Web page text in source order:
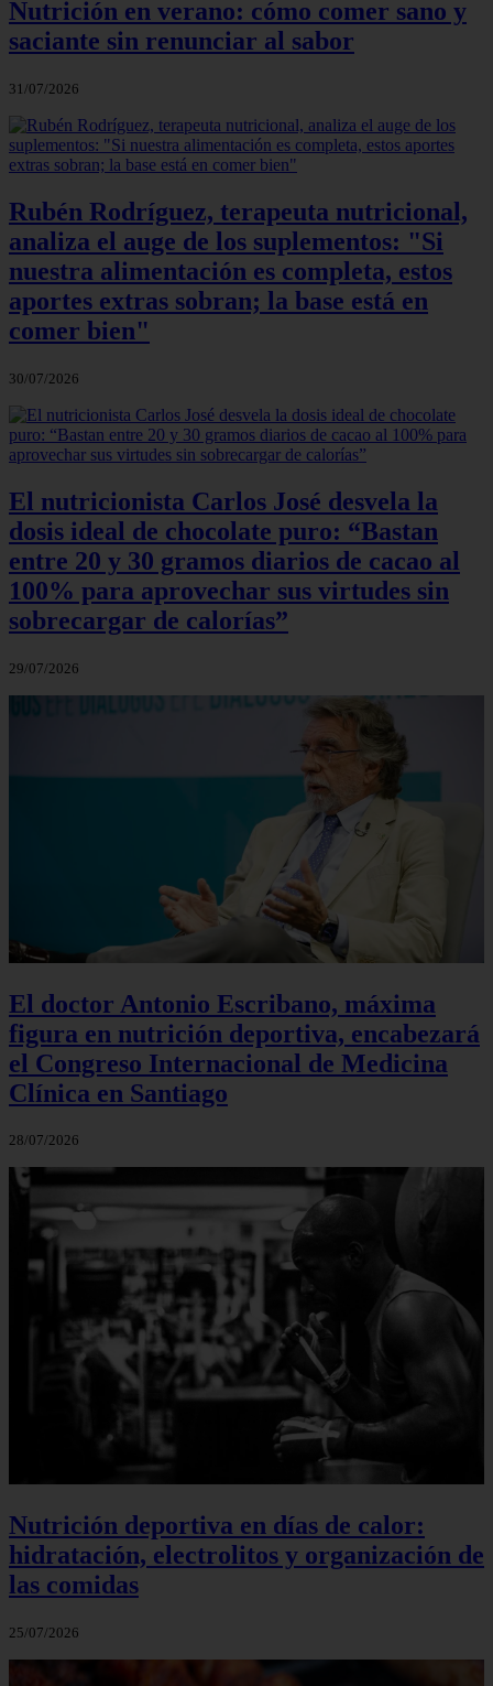
Nutrición en verano: cómo comer sano y
saciante sin renunciar al sabor
31/07/2026
Rubén Rodríguez, terapeuta nutricional,
analiza el auge de los suplementos: "Si
nuestra alimentación es completa, estos
aportes extras sobran; la base está en
comer bien"
30/07/2026
El nutricionista Carlos José desvela la
dosis ideal de chocolate puro: “Bastan
entre 20 y 30 gramos diarios de cacao al
100% para aprovechar sus virtudes sin
sobrecargar de calorías”
29/07/2026
El doctor Antonio Escribano, máxima
figura en nutrición deportiva, encabezará
el Congreso Internacional de Medicina
Clínica en Santiago
28/07/2026
Nutrición deportiva en días de calor:
hidratación, electrolitos y organización de
las comidas
25/07/2026